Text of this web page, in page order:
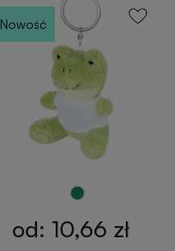
Nowość
od: 10,66 zł